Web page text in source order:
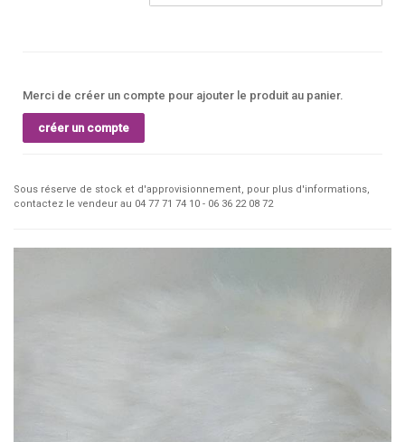
Merci de créer un compte pour ajouter le produit au panier.
créer un compte
Sous réserve de stock et d'approvisionnement, pour plus d'informations,
contactez le vendeur au 04 77 71 74 10 - 06 36 22 08 72